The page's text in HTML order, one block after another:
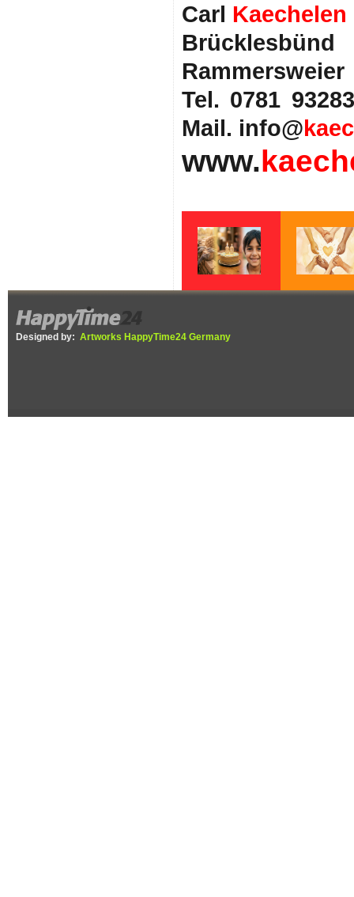
Carl Kaechelen
Rammersweier
Tel. 0781
Mail. info@
www.
Designed by: Artworks HappyTime24 Germany